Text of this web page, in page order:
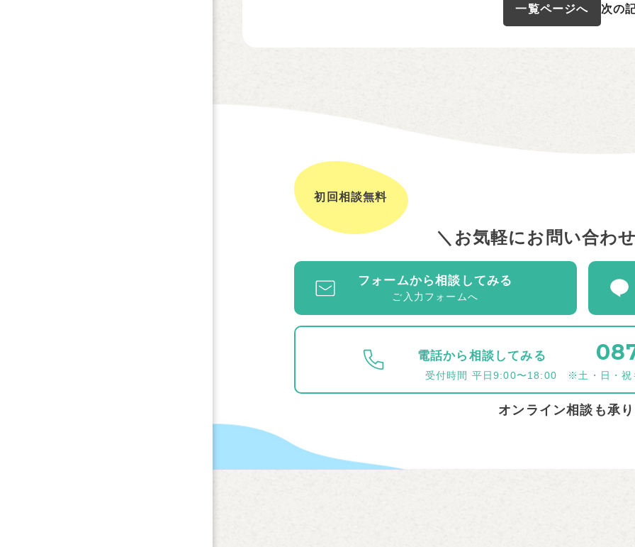
一覧ページへ 次の
初回相談無料
お気軽にお問い合わ
フォームから相談してみる
ご入力フォームへ
電話から相談してみる
受付時間 平日9:00〜18:00 ※土・日・祝
オンライン相談も承